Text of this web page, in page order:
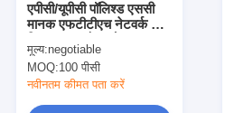
एपीसी/यूपीसी पॉलिश्ड एससी
मानक एफटीटीएच नेटवर्क के
कनेक्टर
मूल्य:negotiable
MOQ:100 पीसी
नवीनतम कीमत पता करें